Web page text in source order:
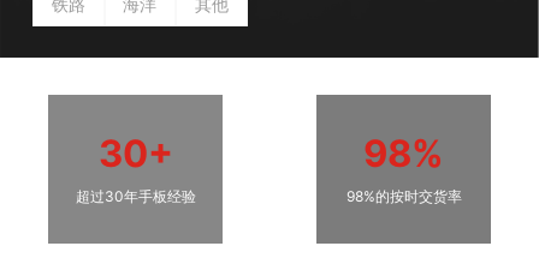
铁路 海洋 其他
30+
超过30年手板经验
98%
98%的按时交货率